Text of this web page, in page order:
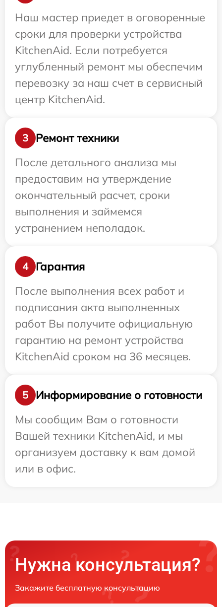
Наш мастер приедет в оговоренные
сроки для проверки устройства
KitchenAid. Если потребуется
углубленный ремонт мы обеспечим
перевозку за наш счет в сервисный
центр KitchenAid.
3
Ремонт техники
После детального анализа мы
предоставим на утверждение
окончательный расчет, сроки
выполнения и займемся
устранением неполадок.
4
Гарантия
После выполнения всех работ и
подписания акта выполненных
работ Вы получите официальную
гарантию на ремонт устройства
KitchenAid сроком на 36 месяцев.
5
Информирование о готовности
Мы сообщим Вам о готовности
Вашей техники KitchenAid, и мы
организуем доставку к вам домой
или в офис.
Нужна консультация?
Закажите бесплатную консультацию